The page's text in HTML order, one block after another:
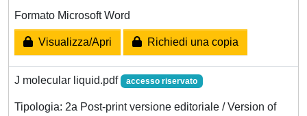
Formato Microsoft Word
Visualizza/Apri Richiedi una copia
J molecular liquid.pdf accesso riservato
Tipologia: 2a Post-print versione editoriale / Version of